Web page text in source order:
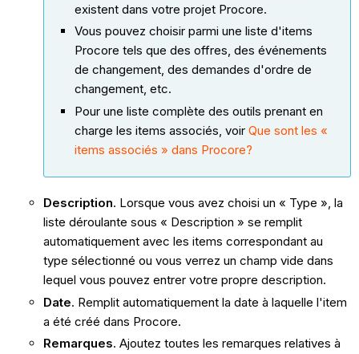
existent dans votre projet Procore.
Vous pouvez choisir parmi une liste d'items
Procore tels que des offres, des événements
de changement, des demandes d'ordre de
changement, etc.
Pour une liste complète des outils prenant en
charge les items associés, voir Que sont les «
items associés » dans Procore?
Description. Lorsque vous avez choisi un « Type », la
liste déroulante sous « Description » se remplit
automatiquement avec les items correspondant au
type sélectionné ou vous verrez un champ vide dans
lequel vous pouvez entrer votre propre description.
Date. Remplit automatiquement la date à laquelle l'item
a été créé dans Procore.
Remarques. Ajoutez toutes les remarques relatives à